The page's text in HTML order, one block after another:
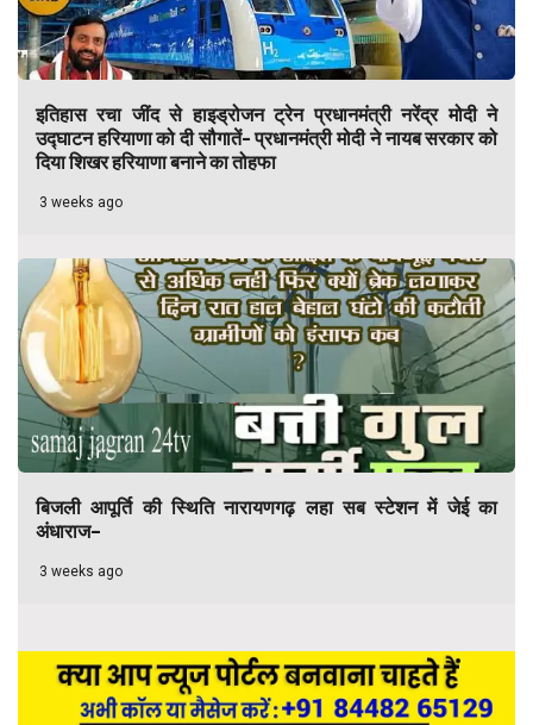
इतिहास रचा जींद से हाइड्रोजन ट्रेन प्रधानमंत्री नरेंद्र मोदी ने
उद्घाटन हरियाणा को दी सौगातें- प्रधानमंत्री मोदी ने नायब सरकार को
दिया शिखर हरियाणा बनाने का तोहफा
3 weeks ago
बिजली आपूर्ति की स्थिति नारायणगढ़ लहा सब स्टेशन में जेई का
अंधाराज–
3 weeks ago